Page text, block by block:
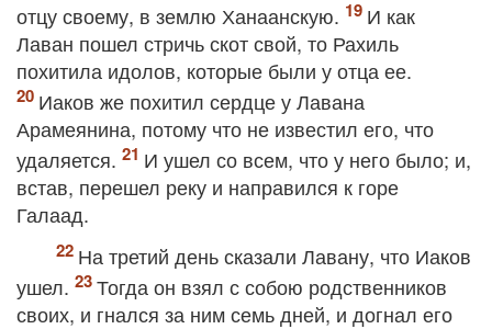
отцу своему, в землю Ханаанскую.
И как
Лаван пошел стричь скот свой, то Рахиль
похитила идолов, которые были у отца ее.
Иаков же похитил сердце у Лавана
Арамеянина, потому что не известил его, что
удаляется.
И ушел со всем, что у него было; и,
встав, перешел реку и направился к горе
Галаад.
На третий день сказали Лавану, что Иаков
ушел.
Тогда он взял с собою родственников
своих, и гнался за ним семь дней, и догнал его